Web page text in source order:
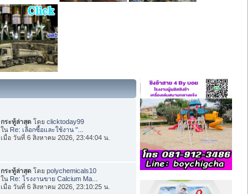
กระทู้ล่าสุด โดยclicktoday99
ใน Re: เลือกซื้อและใช้งาน "...
เมื่อ วันที่ 6 สิงหาคม 2026, 23:44:04 น.
กระทู้ล่าสุด โดยpolychemicals10
ใน Re: โรงงานขาย Calcium Ma...
เมื่อ วันที่ 6 สิงหาคม 2026, 23:10:25 น.